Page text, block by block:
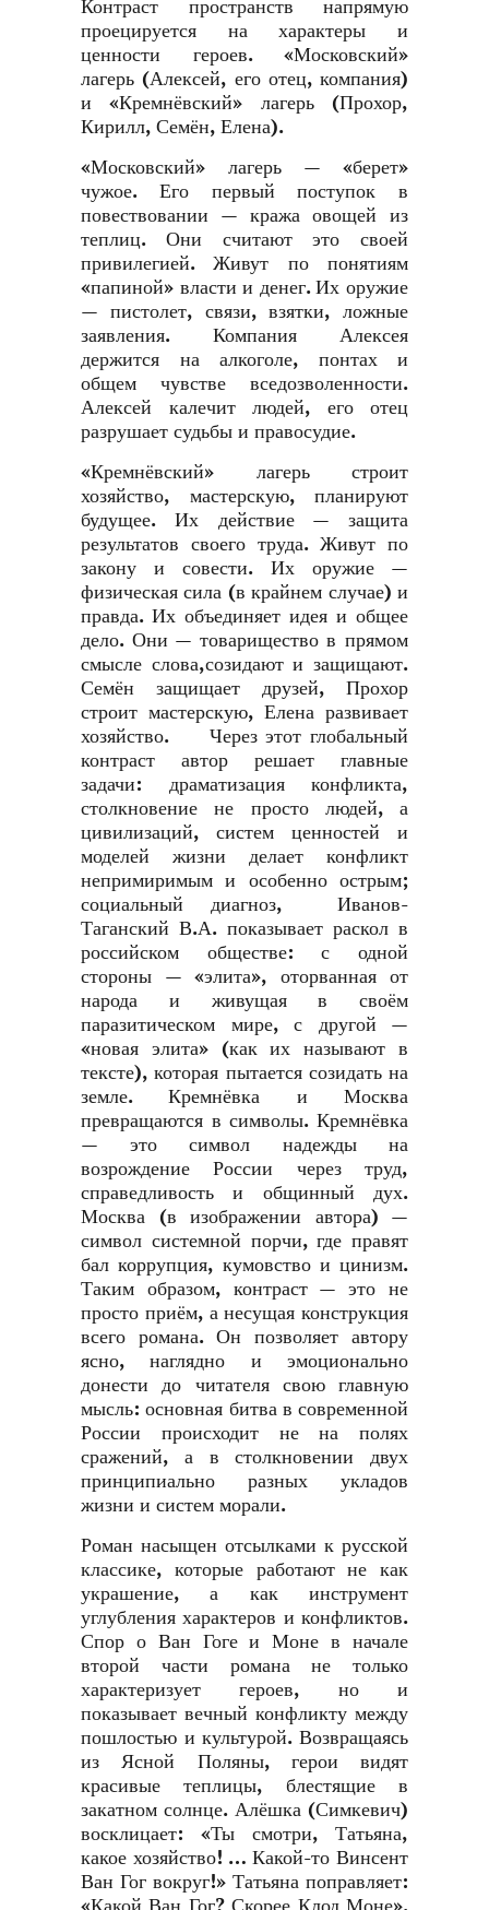
Контраст пространств напрямую
проецируется на характеры и
ценности героев. «Московский»
лагерь (Алексей, его отец, компания)
и «Кремнёвский» лагерь (Прохор,
Кирилл, Семён, Елена).
«Московский» лагерь — «берет»
чужое. Его первый поступок в
повествовании — кража овощей из
теплиц. Они считают это своей
привилегией. Живут по понятиям
«папиной» власти и денег. Их оружие
— пистолет, связи, взятки, ложные
заявления. Компания Алексея
держится на алкоголе, понтах и
общем чувстве вседозволенности.
Алексей калечит людей, его отец
разрушает судьбы и правосудие.
«Кремнёвский» лагерь строит
хозяйство, мастерскую, планируют
будущее. Их действие — защита
результатов своего труда. Живут по
закону и совести. Их оружие —
физическая сила (в крайнем случае) и
правда. Их объединяет идея и общее
дело. Они — товарищество в прямом
смысле слова,созидают и защищают.
Семён защищает друзей, Прохор
строит мастерскую, Елена развивает
хозяйство. Через этот глобальный
контраст автор решает главные
задачи: драматизация конфликта,
столкновение не просто людей, а
цивилизаций, систем ценностей и
моделей жизни делает конфликт
непримиримым и особенно острым;
социальный диагноз, Иванов-
Таганский В.А. показывает раскол в
российском обществе: с одной
стороны — «элита», оторванная от
народа и живущая в своём
паразитическом мире, с другой —
«новая элита» (как их называют в
тексте), которая пытается созидать на
земле. Кремнёвка и Москва
превращаются в символы. Кремнёвка
— это символ надежды на
возрождение России через труд,
справедливость и общинный дух.
Москва (в изображении автора) —
символ системной порчи, где правят
бал коррупция, кумовство и цинизм.
Таким образом, контраст — это не
просто приём, а несущая конструкция
всего романа. Он позволяет автору
ясно, наглядно и эмоционально
донести до читателя свою главную
мысль: основная битва в современной
России происходит не на полях
сражений, а в столкновении двух
принципиально разных укладов
жизни и систем морали.
Роман насыщен отсылками к русской
классике, которые работают не как
украшение, а как инструмент
углубления характеров и конфликтов.
Спор о Ван Гоге и Моне в начале
второй части романа не только
характеризует героев, но и
показывает вечный конфликту между
пошлостью и культурой. Возвращаясь
из Ясной Поляны, герои видят
красивые теплицы, блестящие в
закатном солнце. Алёшка (Симкевич)
восклицает: «Ты смотри, Татьяна,
какое хозяйство! … Какой-то Винсент
Ван Гог вокруг!» Татьяна поправляет: